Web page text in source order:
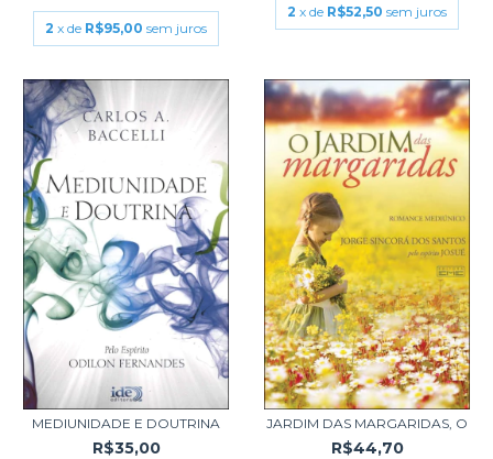
2 x de R$95,00 sem juros
2 x de R$52,50 sem juros
MEDIUNIDADE E DOUTRINA
R$35,00
JARDIM DAS MARGARIDAS, O
R$44,70